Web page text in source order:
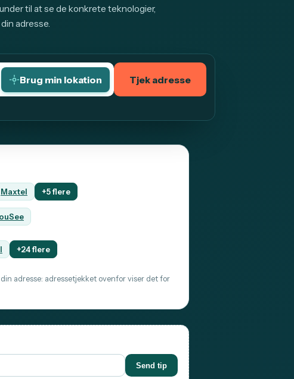
til at se de konkrete teknologier,
adresse.
Brug min lokation Tjek adresse
Maxtel +5 flere
+24 flere
adresse: adressetjekket ovenfor viser det for
Send tip